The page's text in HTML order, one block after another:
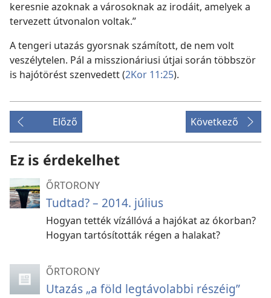
keresnie azoknak a városoknak az irodáit, amelyek a
tervezett útvonalon voltak.”
A tengeri utazás gyorsnak számított, de nem volt
veszélytelen. Pál a misszionáriusi útjai során többször
is hajótörést szenvedett (2Kor 11:25).
Előző Következő
Ez is érdekelhet
ŐRTORONY
Tudtad? – 2014. július
Hogyan tették vízállóvá a hajókat az ókorban?
Hogyan tartósították régen a halakat?
ŐRTORONY
Utazás „a föld legtávolabbi részéig”